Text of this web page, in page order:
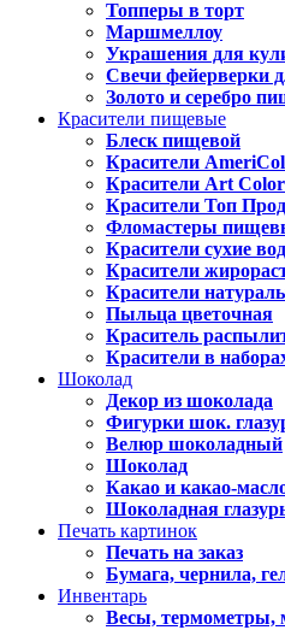
Топперы в торт
Маршмеллоу
Украшения для
Свечи фейерверки
Золото и серебро
Красители пищевые
Блеск пищевой
Красители
Красители Art
Красители Топ
Фломастеры
Красители сухие
Красители
Красители
Пыльца цветочная
Краситель
Красители в
Шоколад
Декор из шоколада
Фигурки шок.
Велюр шоколадный
Шоколад
Какао и какао-
Шоколадная
Печать картинок
Печать на заказ
Бумага, чернила,
Инвентарь
Весы, термометры,